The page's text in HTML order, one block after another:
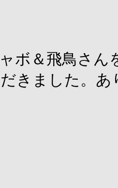
ボ＆飛鳥さん
きました。